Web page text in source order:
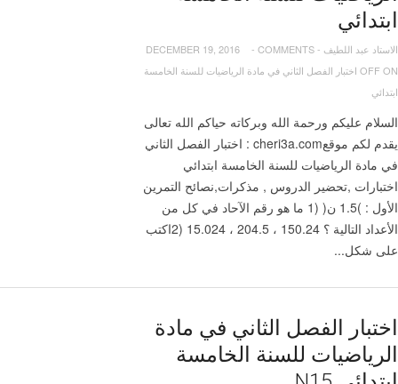
ابتدائي
الاستاد عبد اللطيف -
DECEMBER 19, 2016 - COMMENTS
OFF ON اختبار الفصل الثاني في مادة الرياضيات للسنة الخامسة
ابتدائي
السلام عليكم ورحمة الله وبركاته حياكم الله تعالى
يقدم لكم موقعcheri3a.com : اختبار الفصل الثاني
في مادة الرياضيات للسنة الخامسة ابتدائي
اختبارات ,تحضير الدروس , مذكرات,نصائح التمرين
الأول : )1.5 ن( (1 ما هو رقم الآحاد في كل من
الأعداد التالية ؟ 150.24 ، 204.5 ، 15.024 (2اكتب
على شكل...
اختبار الفصل الثاني في مادة
الرياضيات للسنة الخامسة